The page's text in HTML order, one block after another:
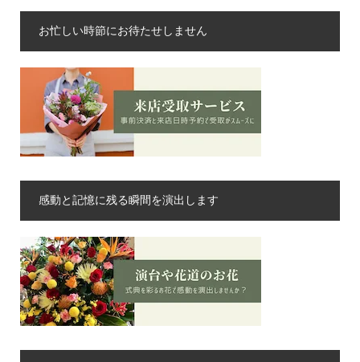
お忙しい時節にお待たせしません
感動と記憶に残る瞬間を演出します